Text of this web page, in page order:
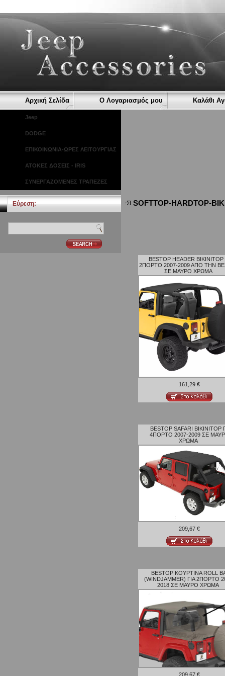
Αρχική Σελίδα Ο Λογαριασμός μου Καλάθι
Jeep
DODGE
ΕΠΙΚΟΙΝΩΝΙΑ-ΩΡΕΣ ΛΕΙΤΟΥΡΓΙΑΣ
ΑΤΟΚΕΣ ΔΟΣΕΙΣ - IRIS
ΣΥΝΕΡΓΑΖΟΜΕΝΕΣ ΤΡΑΠΕΖΕΣ
Εύρεση: SOFTTOP-HARDTOP-
BESTOP HEADER BIKINITOP
2ΠΟΡΤΟ 2007-2009 ΑΠΟ ΤΗΝ
ΣΕ ΜΑΥΡΟ ΧΡΩΜΑ
161,29 €
BESTOP SAFARI BIKINITOP
4ΠΟΡΤΟ 2007-2009 ΣΕ
ΧΡΩΜΑ
209,67 €
BESTOP ΚΟΥΡΤΙΝΑ ROLL
(WINDJAMMER) ΓΙΑ 2ΠΟΡΤΟ
2018 ΣΕ ΜΑΥΡΟ ΧΡΩΜΑ
209,67 €